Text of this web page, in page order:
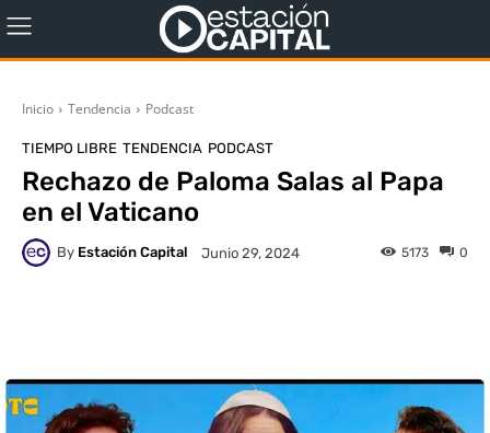
Inicio Tendencia Podcast
TIEMPO LIBRE TENDENCIA PODCAST
Rechazo de Paloma Salas al Papa
en el Vaticano
By Estación Capital Junio 29, 2024 0
5173